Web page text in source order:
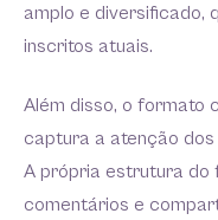
amplo e diversificado,
inscritos atuais.
Além disso, o formato
captura a atenção
A própria estrutura do
comentários e